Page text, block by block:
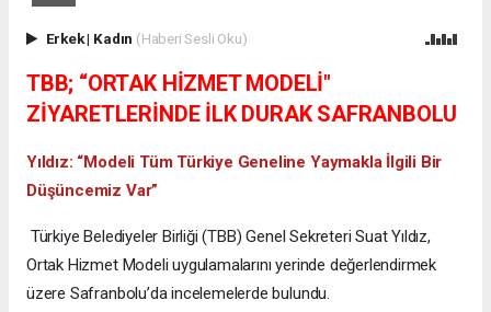
Erkek| Kadın (Haberi Sesli Oku)
TBB; “ORTAK HİZMET MODELİ"
ZİYARETLERİNDE İLK DURAK SAFRANBOLU
Yıldız: “Modeli Tüm Türkiye Geneline Yaymakla İlgili Bir
Düşüncemiz Var”
Türkiye Belediyeler Birliği (TBB) Genel Sekreteri Suat Yıldız,
Ortak Hizmet Modeli uygulamalarını yerinde değerlendirmek
üzere Safranbolu’da incelemelerde bulundu.